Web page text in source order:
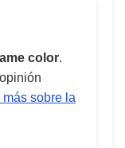
color.
sobre la